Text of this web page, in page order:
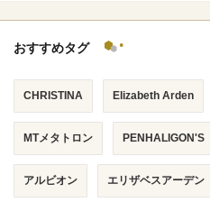
おすすめタグ
CHRISTINA Elizabeth Arden
MTメタトロン PENHALIGON'S
アルビオン エリザベスアーデン